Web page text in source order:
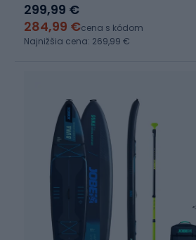
299,99 €
284,99 €cena s kódom
Najnižšia cena: 269,99 €